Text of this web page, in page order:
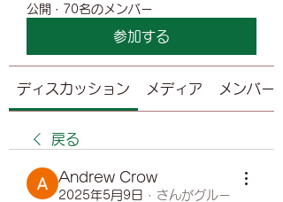
公開 · 70名のメンバー
参加する
ディスカッション メディア メンバー
戻る
Andrew Crow
2025年5月9日 · さんがグルー